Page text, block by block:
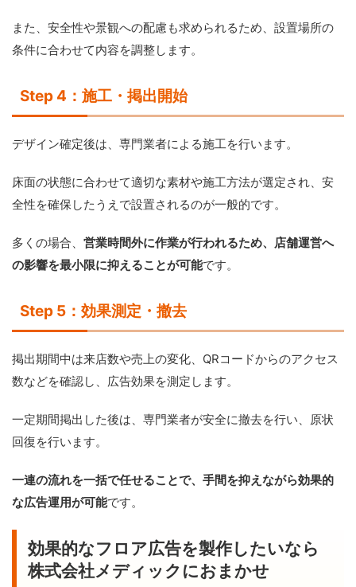
また、安全性や景観への配慮も求められるため、設置場所の
条件に合わせて内容を調整します。
Step 4：施工・掲出開始
デザイン確定後は、専門業者による施工を行います。
床面の状態に合わせて適切な素材や施工方法が選定され、安
全性を確保したうえで設置されるのが一般的です。
多くの場合、 営業時間外に作業が行われるため、店舗運営へ
の影響を最小限に抑えることが可能です。
Step 5：効果測定・撤去
掲出期間中は来店数や売上の変化、QRコードからのアクセス
数などを確認し、広告効果を測定します。
一定期間掲出した後は、専門業者が安全に撤去を行い、原状
回復を行います。
一連の流れを一括で任せることで、手間を抑えながら効果的
な広告運用が可能です。
効果的なフロア広告を製作したいなら
株式会社メディックにおまかせ